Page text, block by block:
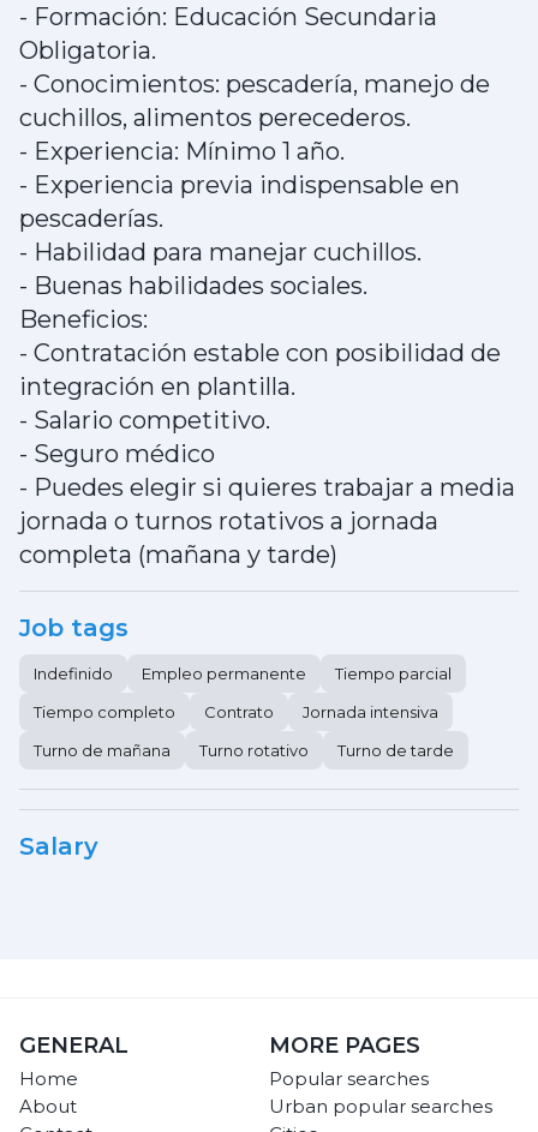
- Formación: Educación Secundaria
Obligatoria.
- Conocimientos: pescadería, manejo de
cuchillos, alimentos perecederos.
- Experiencia: Mínimo 1 año.
- Experiencia previa indispensable en
pescaderías.
- Habilidad para manejar cuchillos.
- Buenas habilidades sociales.
Beneficios:
- Contratación estable con posibilidad de
integración en plantilla.
- Salario competitivo.
- Seguro médico
- Puedes elegir si quieres trabajar a media
jornada o turnos rotativos a jornada
completa (mañana y tarde)
Job tags
Indefinido Empleo permanente
Tiempo parcial
Tiempo completo
Contrato
Jornada intensiva
Turno de mañana
Turno rotativo Turno de tarde
Salary
GENERAL
Home
About
MORE PAGES
Popular searches
Urban popular searches